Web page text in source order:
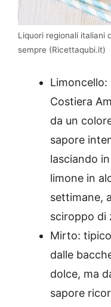
Liquori regionali italiani
sempre (Ricettaqubi.it)
Limoncello:
Costiera
da un
sapore
lasciando
limone in
settimane,
sciroppo di
Mirto:
dalle
dolce, ma
sapore